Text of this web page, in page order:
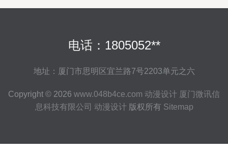
电话：1805052**
地址：厦门市思明区宜兰路7号2203单元之六
Copyright © 2026 www.048b4ce.com 动漫设计 厦门微讯信
息科技有限公司 动漫设计版权所有 Sitemap